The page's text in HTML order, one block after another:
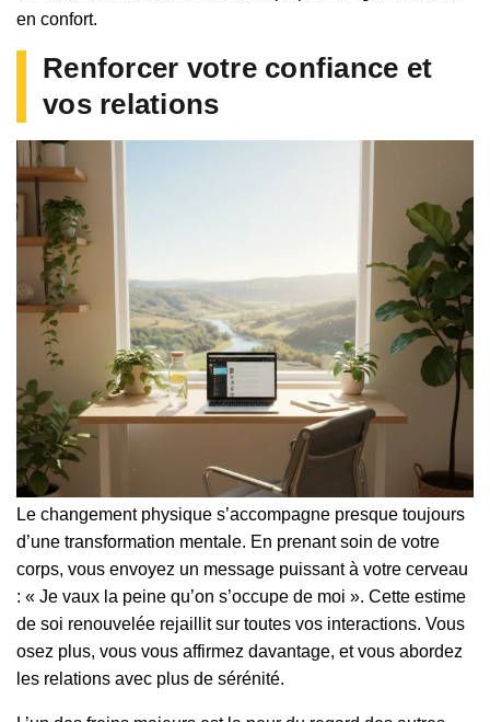
en confort.
Renforcer votre confiance et
vos relations
Le changement physique s’accompagne presque toujours
d’une transformation mentale. En prenant soin de votre
corps, vous envoyez un message puissant à votre cerveau
: « Je vaux la peine qu’on s’occupe de moi ». Cette estime
de soi renouvelée rejaillit sur toutes vos interactions. Vous
osez plus, vous vous affirmez davantage, et vous abordez
les relations avec plus de sérénité.